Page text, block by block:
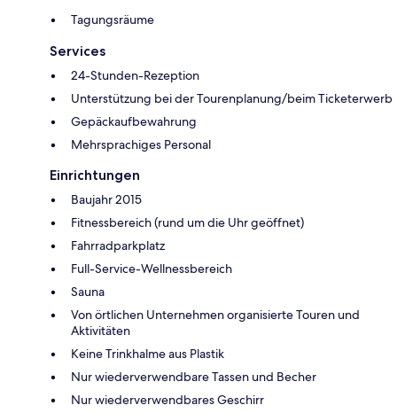
Tagungsräume
Services
24-Stunden-Rezeption
Unterstützung bei der Tourenplanung/beim Ticketerwerb
Gepäckaufbewahrung
Mehrsprachiges Personal
Einrichtungen
Baujahr 2015
Fitnessbereich (rund um die Uhr geöffnet)
Fahrradparkplatz
Full-Service-Wellnessbereich
Sauna
Von örtlichen Unternehmen organisierte Touren und
Aktivitäten
Keine Trinkhalme aus Plastik
Nur wiederverwendbare Tassen und Becher
Nur wiederverwendbares Geschirr